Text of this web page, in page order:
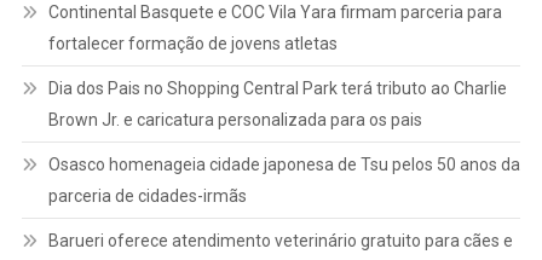
Continental Basquete e COC Vila Yara firmam parceria para
fortalecer formação de jovens atletas
Dia dos Pais no Shopping Central Park terá tributo ao Charlie
Brown Jr. e caricatura personalizada para os pais
Osasco homenageia cidade japonesa de Tsu pelos 50 anos da
parceria de cidades-irmãs
Barueri oferece atendimento veterinário gratuito para cães e